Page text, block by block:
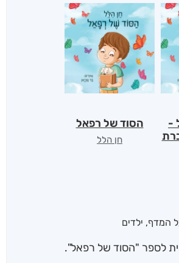
-
הסוד של רפאל
חן הלל
המדף, ילדים
לספר "הסוד של רפאל".